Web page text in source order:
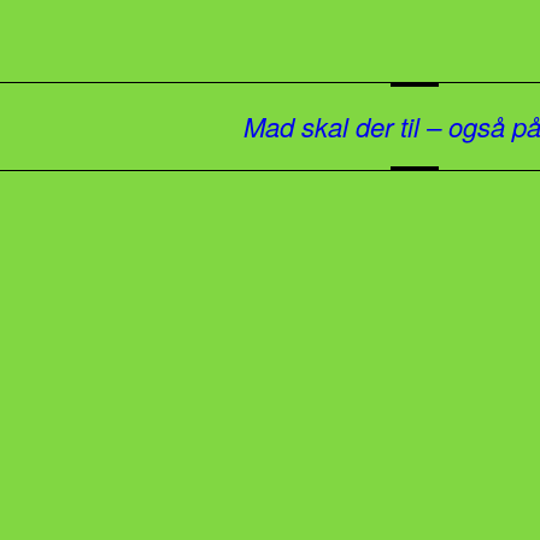
Mad skal der til – også